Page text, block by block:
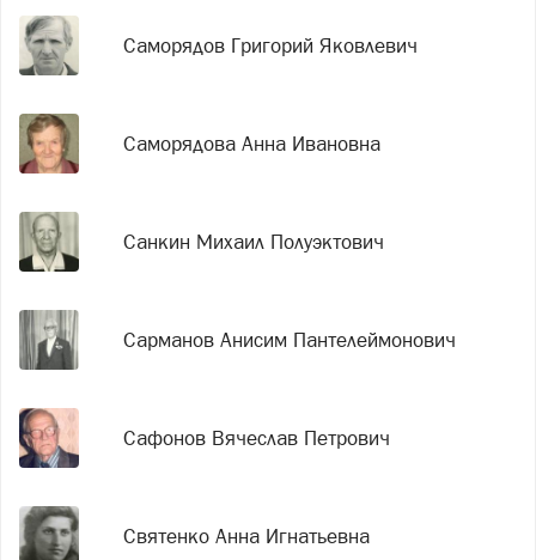
Саморядов Григорий Яковлевич
Саморядова Анна Ивановна
Санкин Михаил Полуэктович
Сарманов Анисим Пантелеймонович
Сафонов Вячеслав Петрович
Святенко Анна Игнатьевна